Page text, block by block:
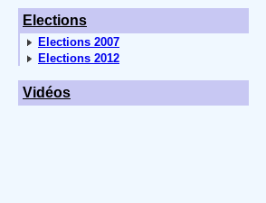
Elections
Elections 2007
Elections 2012
Vidéos